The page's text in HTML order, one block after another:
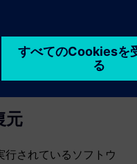
元
されているソフトウ